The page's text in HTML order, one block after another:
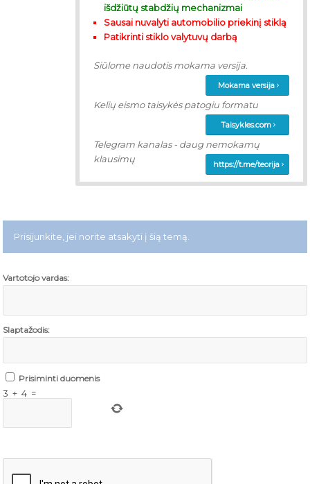
išdžiūtų stabdžių mechanizmai
Sausai nuvalyti automobilio priekinį stiklą
Patikrinti stiklo valytuvų darbą
Siūlome naudotis mokama versija.
Mokama versija
Kelių eismo taisykės patogiu formatu
Taisykles.com
Telegram kanalas - daug nemokamų
klausimų
https://t.me/teorija
Prisijunkite, jei norite atsakyti į šią temą.
Vartotojo vardas:
Slaptažodis:
Prisiminti duomenis
3 + 4 =